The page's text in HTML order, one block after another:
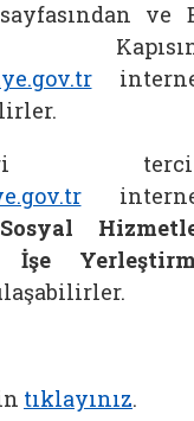
ve
İşe
tıklayınız.